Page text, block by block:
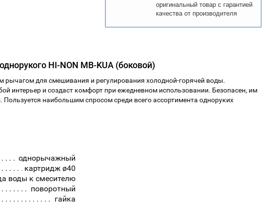
оригинальный товар с гарантией
качества от производителя
HI-NON MB-KUA (боковой)
рычагом длясмешивания и регулирования холодной-горячей воды.
интерьер и создаст комфорт при ежедневном использовании. Безопасен, им
наибольшим спросом среди всего ассортимента одноруких
однорычажный
картридж ø40
воды к смесителю
поворотный
гайка